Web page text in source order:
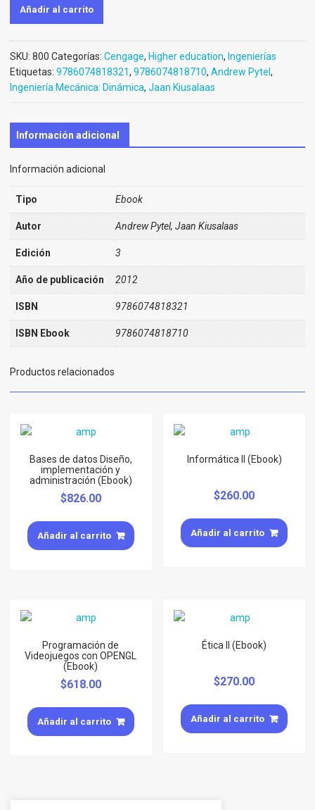
Añadir al carrito
SKU: 800 Categorías: Cengage, Higher education, Ingenierías
Etiquetas: 9786074818321, 9786074818710, Andrew Pytel ,
Ingeniería Mecánica: Dinámica, Jaan Kiusalaas
Información adicional
Información adicional
Tipo Ebook
Autor Andrew Pytel, Jaan Kiusalaas
Edición 3
Año de publicación 2012
ISBN 9786074818321
ISBN Ebook 9786074818710
Productos relacionados
Bases de datos Diseño,
implementación y
administración (Ebook)
$826.00
Añadir al carrito
Informática II (Ebook)
$260.00
Añadir al carrito
Programación de
Videojuegos con OPENGL
(Ebook)
$618.00
Añadir al carrito
Ética II (Ebook)
$270.00
Añadir al carrito